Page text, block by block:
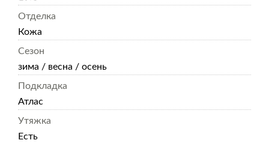
Отделка
Кожа
Сезон
зима / весна / осень
Подкладка
Атлас
Утяжка
Есть